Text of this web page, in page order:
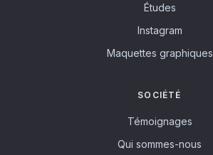
Études
Instagram
Maquettes graphiques
SOCIÉTÉ
Témoignages
Qui sommes-nous